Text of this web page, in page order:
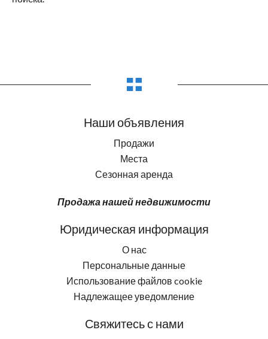
Наши объявления
Продажи
Места
Сезонная аренда
Продажа нашей недвижимости
Юридическая информация
О нас
Персональные данные
Использование файлов cookie
Надлежащее уведомление
Свяжитесь с нами